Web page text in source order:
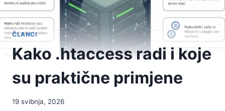
ČLANCI
Kako .htaccess radi i koje
su praktične primjene
19 svibnja, 2026